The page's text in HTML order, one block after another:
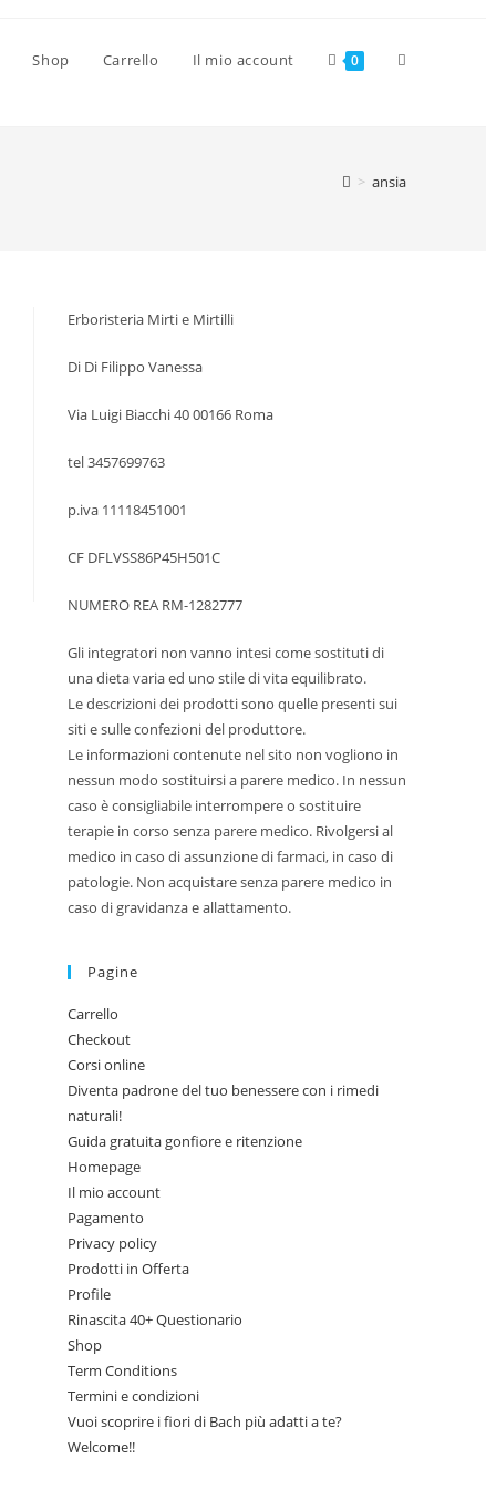
Shop Carrello Il mio account 0 Attiva/
> ansia
Erboristeria Mirti e Mirtilli
Di Di Filippo Vanessa
Via Luigi Biacchi 40 00166 Roma
tel 3457699763
p.iva 11118451001
CF DFLVSS86P45H501C
NUMERO REA RM-1282777
Gli integratori non vanno intesi come sostituti di
una dieta varia ed uno stile di vita equilibrato.
Le descrizioni dei prodotti sono quelle presenti sui
siti e sulle confezioni del produttore.
Le informazioni contenute nel sito non vogliono in
nessun modo sostituirsi a parere medico. In nessun
caso è consigliabile interrompere o sostituire
terapie in corso senza parere medico. Rivolgersi al
medico in caso di assunzione di farmaci, in caso di
patologie. Non acquistare senza parere medico in
caso di gravidanza e allattamento.
Pagine
Carrello
Checkout
Corsi online
Diventa padrone del tuo benessere con i rimedi
naturali!
Guida gratuita gonfiore e ritenzione
Homepage
Il mio account
Pagamento
Privacy policy
Prodotti in Offerta
Profile
Rinascita 40+ Questionario
Shop
Term Conditions
Termini e condizioni
Vuoi scoprire i fiori di Bach più adatti a te?
Welcome!!